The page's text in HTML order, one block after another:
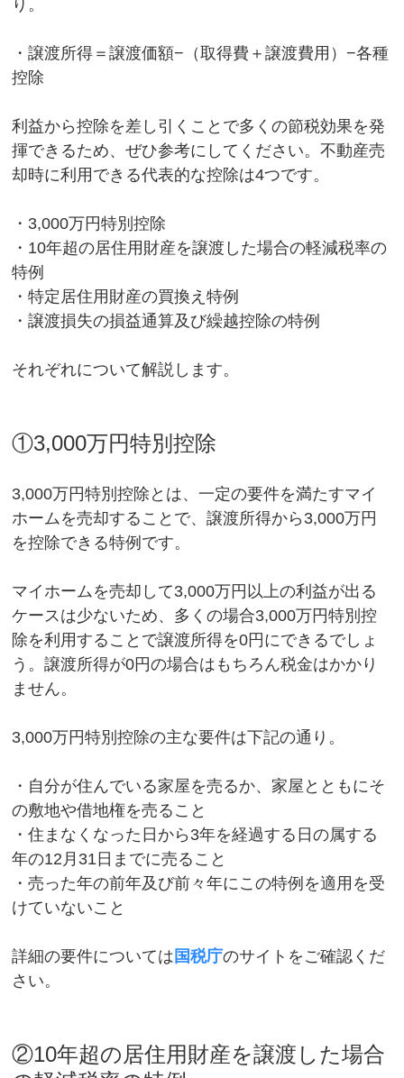
り。
・譲渡所得＝譲渡価額−（取得費＋譲渡費用）−各種
控除
利益から控除を差し引くことで多くの節税効果を発
揮できるため、ぜひ参考にしてください。不動産売
却時に利用できる代表的な控除は4つです。
・3,000万円特別控除
・10年超の居住用財産を譲渡した場合の軽減税率の
特例
・特定居住用財産の買換え特例
・譲渡損失の損益通算及び繰越控除の特例
それぞれについて解説します。
①3,000万円特別控除
3,000万円特別控除とは、一定の要件を満たすマイ
ホームを売却することで、譲渡所得から3,000万円
を控除できる特例です。
マイホームを売却して3,000万円以上の利益が出る
ケースは少ないため、多くの場合3,000万円特別控
除を利用することで譲渡所得を0円にできるでしょ
う。譲渡所得が0円の場合はもちろん税金はかかり
ません。
3,000万円特別控除の主な要件は下記の通り。
・自分が住んでいる家屋を売るか、家屋とともにそ
の敷地や借地権を売ること
・住まなくなった日から3年を経過する日の属する
年の12月31日までに売ること
・売った年の前年及び前々年にこの特例を適用を受
けていないこと
詳細の要件については 国税庁のサイトをご確認くだ
さい。
②10年超の居住用財産を譲渡した場合